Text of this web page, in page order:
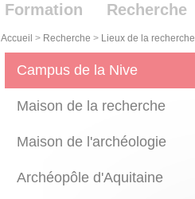
Formation Recherche
Accueil > Recherche > Lieux de la recherche
Campus de la Nive
Maison de la recherche
Maison de l'archéologie
Archéopôle d'Aquitaine